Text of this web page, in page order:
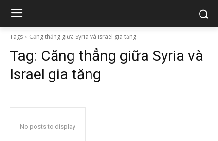
Tags Căng thẳng giữa Syria và Israel gia tăng
Tag: Căng thẳng giữa Syria và
Israel gia tăng
No posts to display